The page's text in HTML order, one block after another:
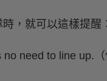
，就可以這樣提醒：
need to line up.